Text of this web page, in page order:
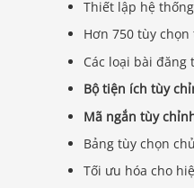
Thiết lập hệ
Hơn 750 tùy
Các loại bài đăng
Bộ tiện ích tùy
Mã ngắn tùy
Bảng tùy chọn
Tối ưu hóa cho